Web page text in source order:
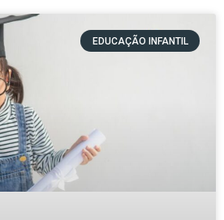
EDUCAÇÃO INFANTIL